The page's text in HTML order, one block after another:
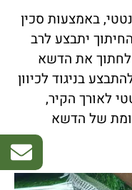
באמצעות סכין
יתבצע לרב
לחתוך את הדשא
בניגוד לכיוון
לאורך הקיר,
של הדשא